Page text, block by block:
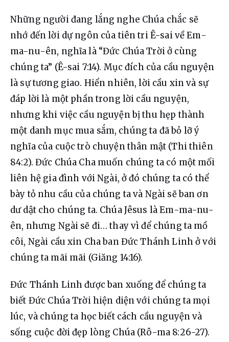
Những người đang lắng nghe Chúa chắc sẽ
nhớ đến lời dự ngôn của tiên tri Ê-sai về Em-
ma-nu-ên, nghĩa là “Đức Chúa Trời ở cùng
chúng ta” (Ê-sai 7:14). Mục đích của cầu nguyện
là sự tương giao. Hiển nhiên, lời cầu xin và sự
đáp lời là một phần trong lời cầu nguyện,
nhưng khi việc cầu nguyện bị thu hẹp thành
một danh mục mua sắm, chúng ta đã bỏ lỡ ý
nghĩa của cuộc trò chuyện thân mật (Thi thiên
84:2). Đức Chúa Cha muốn chúng ta có một mối
liên hệ gia đình với Ngài, ở đó chúng ta có thể
bày tỏ nhu cầu của chúng ta và Ngài sẽ ban ơn
dư dật cho chúng ta. Chúa Jêsus là Em-ma-nu-
ên, nhưng Ngài sẽ đi… thay vì để chúng ta mồ
côi, Ngài cầu xin Cha ban Đức Thánh Linh ở với
chúng ta mãi mãi (Giăng 14:16).
Đức Thánh Linh được ban xuống để chúng ta
biết Đức Chúa Trời hiện diện với chúng ta mọi
lúc, và chúng ta học biết cách cầu nguyện và
sống cuộc đời đẹp lòng Chúa (Rô-ma 8:26-27).